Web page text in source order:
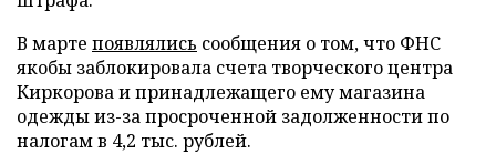
В марте появлялись сообщения о том, что ФНС
якобы заблокировала счета творческого центра
Киркорова и принадлежащего ему магазина
одежды из-за просроченной задолженности по
налогам в 4,2 тыс. рублей.